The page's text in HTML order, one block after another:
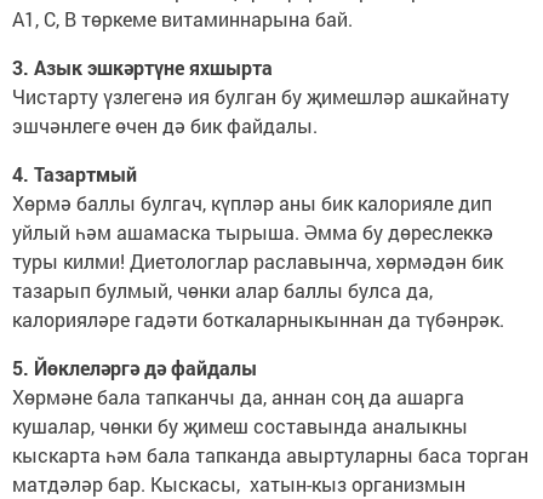
А1, С, В төркеме витаминнарына бай.
3. Азык эшкәртүне яхшырта
Чистарту үзлегенә ия булган бу җимешләр ашкайнату
эшчәнлеге өчен дә бик файдалы.
4. Тазартмый
Хөрмә баллы булгач, күпләр аны бик калорияле дип
уйлый һәм ашамаска тырыша. Әмма бу дөреслеккә
туры килми! Диетологлар раславынча, хөрмәдән бик
тазарып булмый, чөнки алар баллы булса да,
калорияләре гадәти боткаларныкыннан да түбәнрәк.
5. Йөклеләргә дә файдалы
Хөрмәне бала тапканчы да, аннан соң да ашарга
кушалар, чөнки бу җимеш составында аналыкны
кыскарта һәм бала тапканда авыртуларны баса торган
матдәләр бар. Кыскасы, хатын-кыз организмын